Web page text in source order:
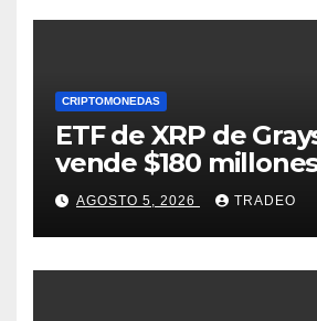
CRIPTOMONEDAS
ETF de XRP de
vende $180
tokens tras grandes
AGOSTO 5, 2026 TRADEO